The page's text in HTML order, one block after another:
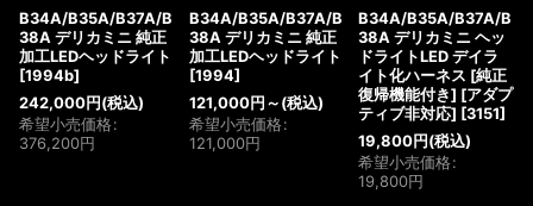
B34A/B35A/B37A/B
38A デリカミニ 純正
加工LEDヘッドライト
[1994b]
242,000円 (税込)
希望小売価格:
376,200円
B34A/B35A/B37A/B
38A デリカミニ 純正
加工LEDヘッドライト
[1994]
121,000円 ～ (税込)
希望小売価格:
121,000円
B34A/B35A/B37A/B
38A デリカミニ ヘッ
ドライトLED デイラ
イト化ハーネス [純正
復帰機能付き] [アダプ
ティブ非対応] [3151]
19,800円 (税込)
希望小売価格:
19,800円